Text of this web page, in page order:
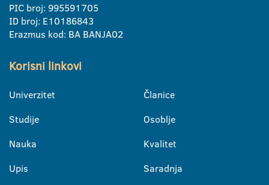
PIC broj: 995591705
ID broj: E10186843
Erazmus kod: BA BANJA02
Korisni linkovi
Univerzitet
Studije
Nauka
Upis
Članice
Osoblje
Kvalitet
Saradnja